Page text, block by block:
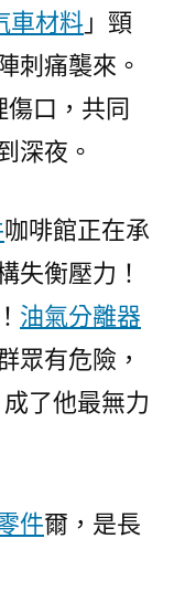
車材料 」頸
刺痛襲來。
口，共同
深夜。
咖啡館正在承
失衡壓力！
油氣分離器
眾有危險，
了他最無力
件爾，是長